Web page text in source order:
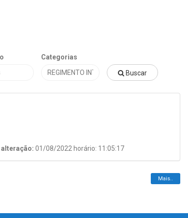
Categorias
Buscar
01/08/2022 horário: 11:05:17
Mais..